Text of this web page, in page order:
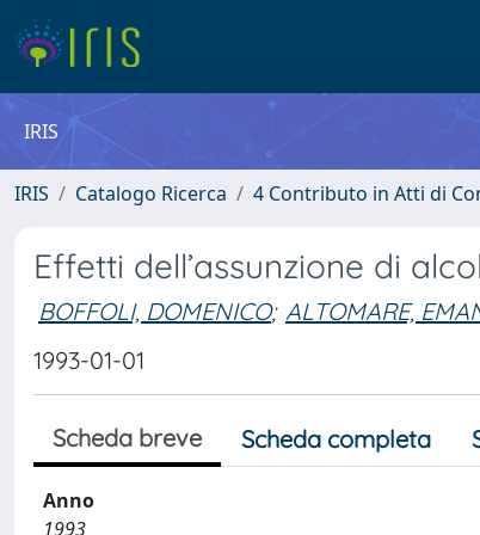
IRIS
IRIS Catalogo Ricerca 4 Contributo in Atti di
Effetti dell’assunzione di
BOFFOLI, DOMENICO; ALTOMARE,
1993-01-01
Scheda breve Scheda completa
Anno
1993